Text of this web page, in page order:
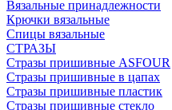
Вязальные принадлежности
Крючки вязальные
Спицы вязальные
СТРАЗЫ
Стразы пришивные ASFOUR
Стразы пришивные в цапах
Стразы пришивные пластик
Стразы пришивные стекло